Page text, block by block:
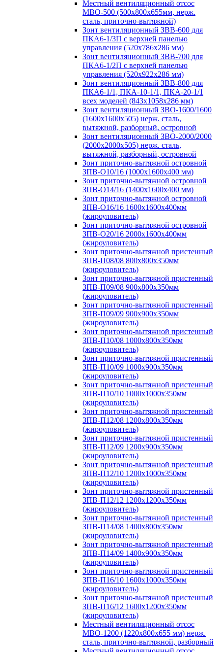
Местный вентиляционный отсос
МВО-500 (500х800х655мм, нерж.
сталь, приточно-вытяжной)
Зонт вентиляционный ЗВВ-600 для
ПКА6-1/3П с верхней панелью
управления (520х786х286 мм)
Зонт вентиляционный ЗВВ-700 для
ПКА6-1/2П с верхней панелью
управления (520х922х286 мм)
Зонт вентиляционный ЗВВ-800 для
ПКА6-1/1, ПКА-10-1/1, ПКА-20-1/1
всех моделей (843х1058х286 мм)
Зонт вентиляционный ЗВО-1600/1600
(1600х1600х505) нерж. сталь,
вытяжной, разборный, островной
Зонт вентиляционный ЗВО-2000/2000
(2000х2000х505) нерж. сталь,
вытяжной, разборный, островной
Зонт приточно-вытяжной островной
ЗПВ-О10/16 (1000х1600х400 мм)
Зонт приточно-вытяжной островной
ЗПВ-О14/16 (1400х1600х400 мм)
Зонт приточно-вытяжной островной
ЗПВ-О16/16 1600х1600х400мм
(жироуловитель)
Зонт приточно-вытяжной островной
ЗПВ-О20/16 2000х1600х400мм
(жироуловитель)
Зонт приточно-вытяжной пристенный
ЗПВ-П08/08 800х800х350мм
(жироуловитель)
Зонт приточно-вытяжной пристенный
ЗПВ-П09/08 900х800х350мм
(жироуловитель)
Зонт приточно-вытяжной пристенный
ЗПВ-П09/09 900х900х350мм
(жироуловитель)
Зонт приточно-вытяжной пристенный
ЗПВ-П10/08 1000х800х350мм
(жироуловитель)
Зонт приточно-вытяжной пристенный
ЗПВ-П10/09 1000х900х350мм
(жироуловитель)
Зонт приточно-вытяжной пристенный
ЗПВ-П10/10 1000х1000х350мм
(жироуловитель)
Зонт приточно-вытяжной пристенный
ЗПВ-П12/08 1200х800х350мм
(жироуловитель)
Зонт приточно-вытяжной пристенный
ЗПВ-П12/09 1200х900х350мм
(жироуловитель)
Зонт приточно-вытяжной пристенный
ЗПВ-П12/10 1200х1000х350мм
(жироуловитель)
Зонт приточно-вытяжной пристенный
ЗПВ-П12/12 1200х1200х350мм
(жироуловитель)
Зонт приточно-вытяжной пристенный
ЗПВ-П14/08 1400х800х350мм
(жироуловитель)
Зонт приточно-вытяжной пристенный
ЗПВ-П14/09 1400х900х350мм
(жироуловитель)
Зонт приточно-вытяжной пристенный
ЗПВ-П16/10 1600х1000х350мм
(жироуловитель)
Зонт приточно-вытяжной пристенный
ЗПВ-П16/12 1600х1200х350мм
(жироуловитель)
Местный вентиляционный отсос
МВО-1200 (1220х800х655 мм) нерж.
сталь, приточно-вытяжной, разборный